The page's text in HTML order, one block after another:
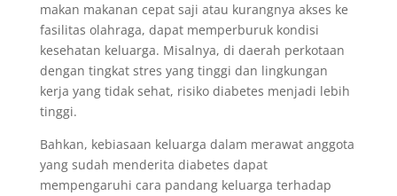
makan makanan cepat saji atau kurangnya akses ke
fasilitas olahraga, dapat memperburuk kondisi
kesehatan keluarga. Misalnya, di daerah perkotaan
dengan tingkat stres yang tinggi dan lingkungan
kerja yang tidak sehat, risiko diabetes menjadi lebih
tinggi.
Bahkan, kebiasaan keluarga dalam merawat anggota
yang sudah menderita diabetes dapat
mempengaruhi cara pandang keluarga terhadap